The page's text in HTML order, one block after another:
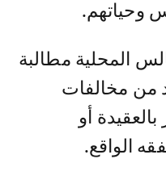
وحياتهم.
المحلية مطالبة
من مخالفات
أو
الواقع.